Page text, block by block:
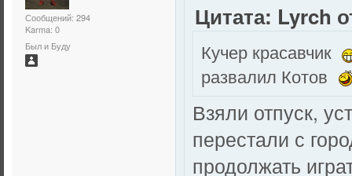
Сообщений: 294
Karma: 0
Был и Буду
Цитата: Lyrch
Кучер красавчик
развалил Котов
Взяли отпуск,
перестали с
продолжать